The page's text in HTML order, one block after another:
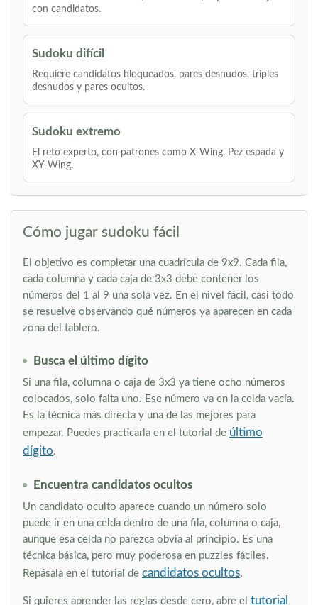
con candidatos.
Sudoku difícil
Requiere candidatos bloqueados, pares desnudos, triples
desnudos y pares ocultos.
Sudoku extremo
El reto experto, con patrones como X-Wing, Pez espada y
XY-Wing.
Cómo jugar sudoku fácil
El objetivo es completar una cuadrícula de 9x9. Cada fila,
cada columna y cada caja de 3x3 debe contener los
números del 1 al 9 una sola vez. En el nivel fácil, casi todo
se resuelve observando qué números ya aparecen en cada
zona del tablero.
Busca el último dígito
Si una fila, columna o caja de 3x3 ya tiene ocho números
colocados, solo falta uno. Ese número va en la celda vacía.
Es la técnica más directa y una de las mejores para
empezar. Puedes practicarla en el tutorial de último
dígito.
Encuentra candidatos ocultos
Un candidato oculto aparece cuando un número solo
puede ir en una celda dentro de una fila, columna o caja,
aunque esa celda no parezca obvia al principio. Es una
técnica básica, pero muy poderosa en puzzles fáciles.
Repásala en el tutorial de candidatos ocultos.
Si quieres aprender las reglas desde cero, abre el tutorial